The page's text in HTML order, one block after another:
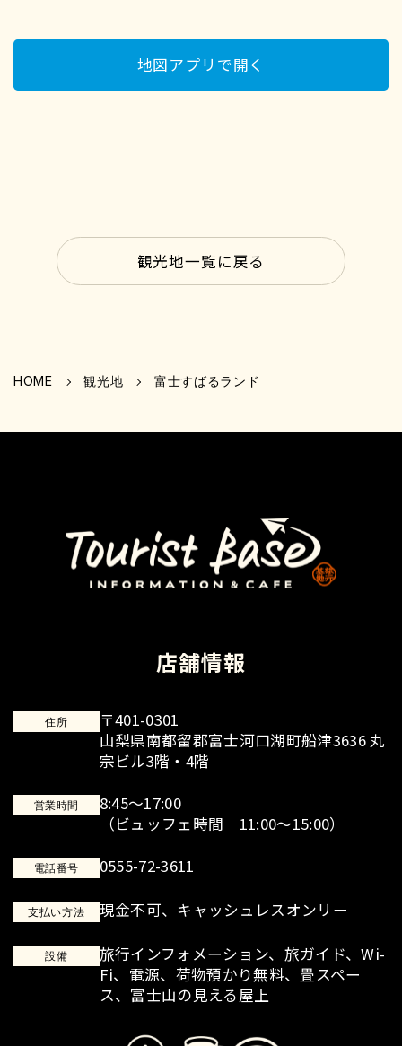
地図アプリで開く
観光地一覧に戻る
HOME 観光地 富士すばるランド
店舗情報
住所
〒401-0301
山梨県南都留郡富士河口湖町船津3636 丸
宗ビル3階・4階
営業時間
8:45～17:00
（ビュッフェ時間 11:00～15:00）
電話番号 0555-72-3611
支払い方法 現金不可、キャッシュレスオンリー
設備
旅行インフォメーション、旅ガイド、Wi-
Fi、電源、荷物預かり無料、畳スペー
ス、富士山の見える屋上